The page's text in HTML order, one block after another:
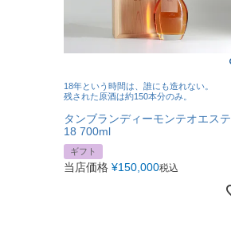
18年という時間は、誰にも造れない。
残された原酒は約150本分のみ。
タンブランディーモンテオエステ
18 700ml
ギフト
当店価格 ¥150,000税込